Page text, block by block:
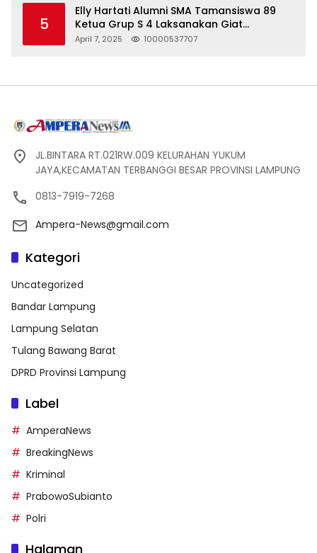
5
Elly Hartati Alumni SMA Tamansiswa 89
Ketua Grup S 4 Laksanakan Giat
Silaturahmi
April 7, 2025 10000537707
JL.BINTARA RT.021RW.009 KELURAHAN YUKUM
JAYA,KECAMATAN TERBANGGI BESAR PROVINSI LAMPUNG
0813-7919-7268
Ampera-News@gmail.com
Kategori
Uncategorized
Bandar Lampung
Lampung Selatan
Tulang Bawang Barat
DPRD Provinsi Lampung
Label
AmperaNews
BreakingNews
Kriminal
PrabowoSubianto
Polri
Halaman